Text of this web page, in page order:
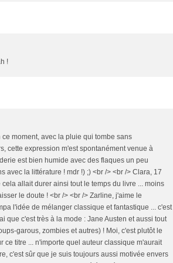
!
moment, avec la pluie qui tombe sans
cette expression m'est spontanément venue à
est bien humide avec des flaques un peu
avec la littérature ! mdr !) ;) <br /> <br /> Clara, 17
allait durer ainsi tout le temps du livre ... moins
le doute ! <br /> <br /> Zarline, j'aime le
l'idée de mélanger classique et fantastique ... c'est
que c'est très à la mode : Jane Austen et aussi tout
garous, zombies et autres) ! Moi, c'est plutôt le
ce titre ... n'importe quel auteur classique m'aurait
c'est sûr que je suis toujours aussi motivée envers